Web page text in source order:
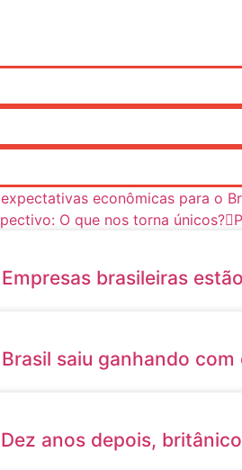
econômicas para o
O que nos torna únicos?
brasileiras
saiu ganhando
anos depois,